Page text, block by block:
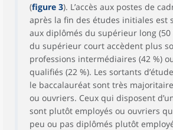
(figure 3). L’accès aux postes de
après la fin des études initiales est
aux diplômés du supérieur long (50
du supérieur court accèdent plus
professions intermédiaires (42 %)
qualifiés (22 %). Les sortants
le baccalauréat sont très
ou ouvriers. Ceux qui disposent
sont plutôt employés ou ouvriers
peu ou pas diplômés plutôt